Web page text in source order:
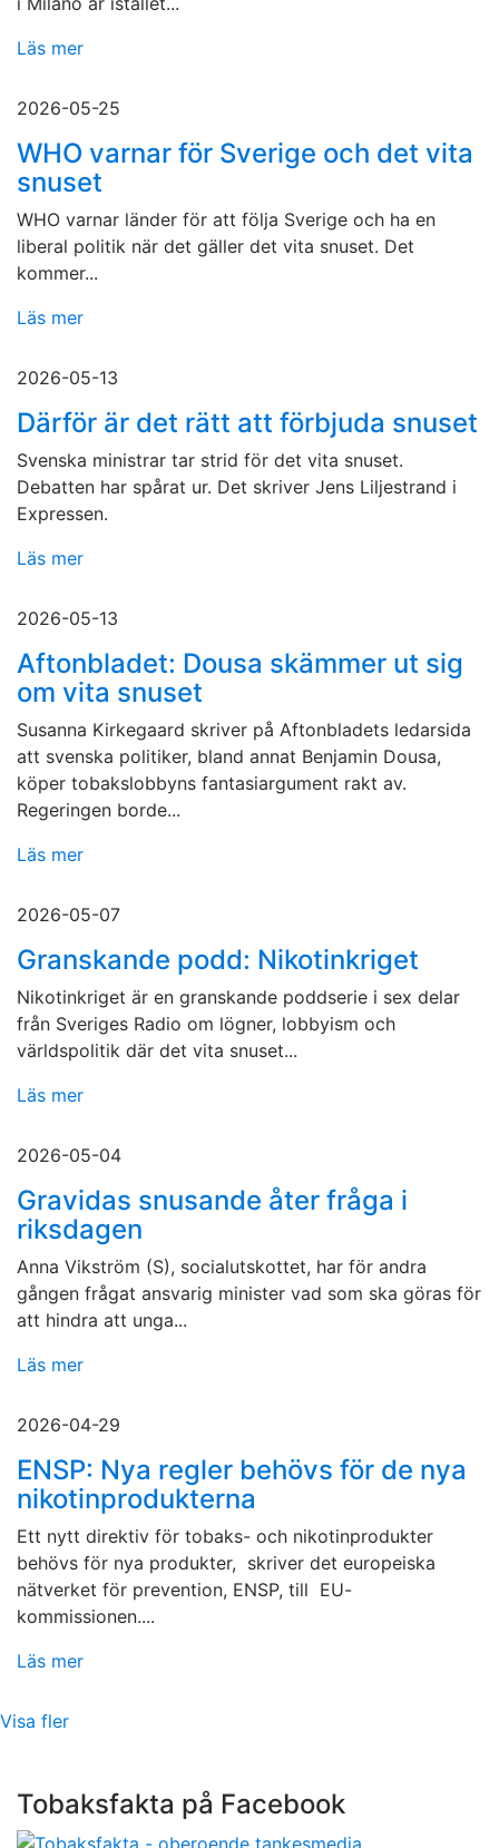
Läs mer
2026-05-25
WHO varnar för Sverige och det vita
snuset
WHO varnar länder för att följa Sverige och ha en
liberal politik när det gäller det vita snuset. Det
kommer...
Läs mer
2026-05-13
Därför är det rätt att förbjuda snuset
Svenska ministrar tar strid för det vita snuset.
Debatten har spårat ur. Det skriver Jens Liljestrand i
Expressen.
Läs mer
2026-05-13
Aftonbladet: Dousa skämmer ut sig
om vita snuset
Susanna Kirkegaard skriver på Aftonbladets ledarsida
att svenska politiker, bland annat Benjamin Dousa,
köper tobakslobbyns fantasiargument rakt av.
Regeringen borde...
Läs mer
2026-05-07
Granskande podd: Nikotinkriget
Nikotinkriget är en granskande poddserie i sex delar
från Sveriges Radio om lögner, lobbyism och
världspolitik där det vita snuset...
Läs mer
2026-05-04
Gravidas snusande åter fråga i
riksdagen
Anna Vikström (S), socialutskottet, har för andra
gången frågat ansvarig minister vad som ska göras för
att hindra att unga...
Läs mer
2026-04-29
ENSP: Nya regler behövs för de nya
nikotinprodukterna
Ett nytt direktiv för tobaks- och nikotinprodukter
behövs för nya produkter, skriver det europeiska
nätverket för prevention, ENSP, till EU-
kommissionen....
Läs mer
Visa fler
Tobaksfakta på Facebook